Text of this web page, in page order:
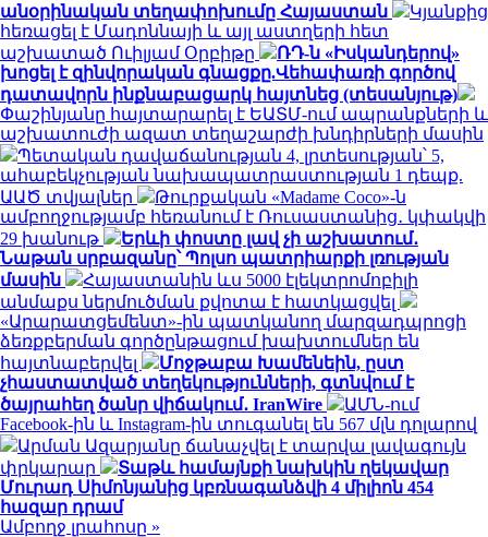
անօրինական տեղափոխումը Հայաստան
Կյանքից
հեռացել է Մադոննայի և այլ աստղերի հետ
աշխատած Ուիլյամ Օրբիթը
ՌԴ-ն «Իսկանդերով»
խոցել է զինվորական գնացքը.Վեհափառի գործով
դատավորն ինքնաբացարկ հայտնեց (տեսանյութ)
Փաշինյանը հայտարարել է ԵԱՏՄ-ում ապրանքների և
աշխատուժի ազատ տեղաշարժի խնդիրների մասին
Պետական դավաճանության 4, լրտեսության՝ 5,
ահաբեկչության նախապատրաստության 1 դեպք.
ԱԱԾ տվյալներ
Թուրքական «Madame Coco»-ն
ամբողջությամբ հեռանում է Ռուսաստանից․ կփակվի
29 խանութ
Երևի փոստը լավ չի աշխատում․
Նաթան սրբազանը՝ Պոլսո պատրիարքի լռության
մասին
Հայաստանին ևս 5000 էլեկտրոմոբիլի
անմաքս ներմուծման քվոտա է հատկացվել
«Արարատցեմենտ»-ին պատկանող մարզադպրոցի
ձեռքբերման գործընթացում խախտումներ են
հայտնաբերվել
Մոջթաբա Խամենեին, ըստ
չհաստատված տեղեկությունների, գտնվում է
ծայրահեղ ծանր վիճակում․ IranWire
ԱՄՆ-ում
Facebook-ին և Instagram-ին տուգանել են 567 մլն դոլարով
Արման Ազարյանը ճանաչվել է տարվա լավագույն
փրկարար
Տաթև համայնքի նախկին ղեկավար
Մուրադ Սիմոնյանից կբռնագանձվի 4 միլիոն 454
հազար դրամ
Ամբողջ լրահոսը »